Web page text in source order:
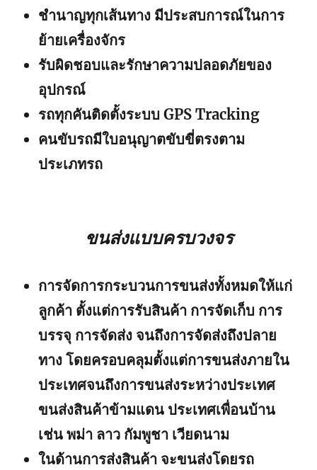
ชำนาญทุกเส้นทาง มีประสบการณ์ในการ
ย้ายเครื่องจักร
รับผิดชอบและรักษาความปลอดภัยของ
อุปกรณ์
รถทุกคันติดตั้งระบบ GPS Tracking
คนขับรถมีใบอนุญาตขับขี่ตรงตาม
ประเภทรถ
ขนส่งแบบครบวงจร
การจัดการกระบวนการขนส่งทั้งหมดให้แก่
ลูกค้า ตั้งแต่การรับสินค้า การจัดเก็บ การ
บรรจุ การจัดส่ง จนถึงการจัดส่งถึงปลาย
ทาง โดยครอบคลุมตั้งแต่การขนส่งภายใน
ประเทศจนถึงการขนส่งระหว่างประเทศ
ขนส่งสินค้าข้ามแดน ประเทศเพื่อนบ้าน
เช่น พม่า ลาว กัมพูชา เวียดนาม
ในด้านการส่งสินค้า จะขนส่งโดยรถ